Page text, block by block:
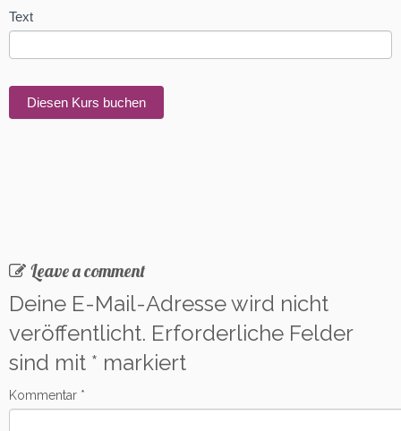
Text
Diesen Kurs buchen
Leave a comment
Deine E-Mail-Adresse wird nicht
veröffentlicht. Erforderliche Felder
sind mit * markiert
Kommentar *